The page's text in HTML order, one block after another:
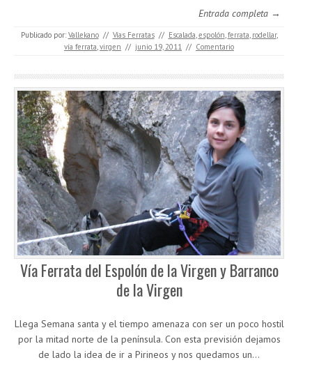
Entrada completa →
Publicado por: Vallekano // Vías Ferratas // Escalada,espolón,ferrata, rodellar,
vía ferrata,virgen // junio 19, 2011 // Comentario
Vía Ferrata del Espolón de la Virgen y Barranco
de la Virgen
Llega Semana santa y el tiempo amenaza con ser un poco hostil
por la mitad norte de la península. Con esta previsión dejamos
de lado la idea de ir a Pirineos y nos quedamos un…